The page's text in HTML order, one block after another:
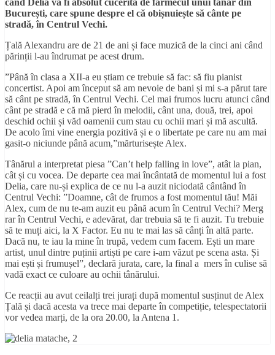
București, care spune despre el că obișnuiește să cânte pe
stradă, în Centrul Vechi.
Țală Alexandru are de 21 de ani și face muzică de la cinci ani când
părinții l-au îndrumat pe acest drum.
”Până în clasa a XII-a eu știam ce trebuie să fac: să fiu pianist
concertist. Apoi am început să am nevoie de bani și mi s-a părut tare
să cânt pe stradă, în Centrul Vechi. Cel mai frumos lucru atunci când
cânt pe stradă e că mă pierd în melodii, cânt una, două, trei, apoi
deschid ochii și văd oamenii cum stau cu ochii mari și mă ascultă.
De acolo îmi vine energia pozitivă și e o libertate pe care nu am mai
gasit-o niciunde până acum,”mărturisește Alex.
Tânărul a interpretat piesa ”Can’t help falling in love”, atât la pian,
cât și cu vocea. De departe cea mai încântată de momentul lui a fost
Delia, care nu-și explica de ce nu l-a auzit niciodată cântând în
Centrul Vechi: ”Doamne, cât de frumos a fost momentul tău! Măi
Alex, cum de nu te-am auzit eu până acum în Centrul Vechi? Merg
rar în Centrul Vechi, e adevărat, dar trebuia să te fi auzit. Tu trebuie
să te muți aici, la X Factor. Eu nu te mai las să cânți în altă parte.
Dacă nu, te iau la mine în trupă, vedem cum facem. Ești un mare
artist, unul dintre puținii artiști pe care i-am văzut pe scena asta. Și
mai ești și frumușel”, declară jurata, care, la final a mers în culise să
vadă exact ce culoare au ochii tânărului.
Ce reacții au avut ceilalți trei jurați după momentul susținut de Alex
Țală și dacă acesta va trece mai departe în competiție, telespectatorii
vor vedea marți, de la ora 20.00, la Antena 1.